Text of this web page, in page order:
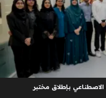
الاصطناعي بإطلاق مختبر